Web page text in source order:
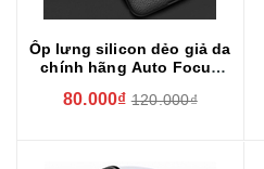
Ốp lưng silicon dẻo giả da
chính hãng Auto Focus
Samsung M11
80.000₫ 120.000₫